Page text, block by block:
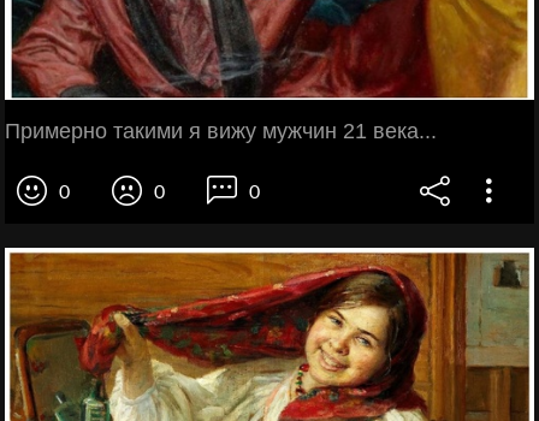
Примерно такими я вижу мужчин 21 века...
0 0 0